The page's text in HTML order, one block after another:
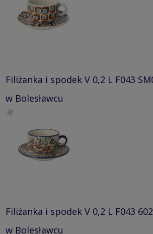
Filiżanka i spodek V 0,2 L F043
w Bolesławcu
Filiżanka i spodek V 0,2 L F043
w Bolesławcu